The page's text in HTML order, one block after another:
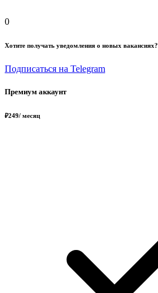
0
Хотите получать уведомления о новых вакансиях?
Подписаться на Telegram
Премиум аккаунт
₽249/ месяц